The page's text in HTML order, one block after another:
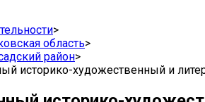
>
область>
район>
историко-художественный и